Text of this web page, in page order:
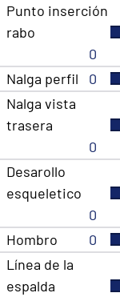
Punto inserción
rabo
0
Nalga perfil
0
Nalga vista
trasera
0
Desarollo
esqueletico
0
Hombro
0
Línea de la
espalda